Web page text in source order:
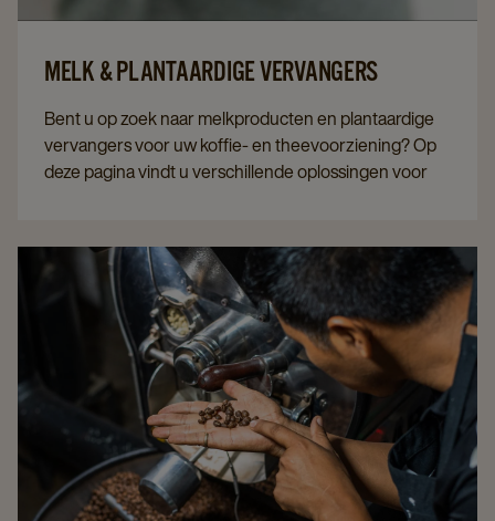
MELK & PLANTAARDIGE VERVANGERS
Bent u op zoek naar melkproducten en plantaardige
vervangers voor uw koffie- en theevoorziening? Op
deze pagina vindt u verschillende oplossingen voor
koffiemachines en plantaardige opties zoals
haverdrink, havertopping en haversticks.
Zo kiest u eenvoudig wat past bij uw koffiecorner,
toestellen, gebruikers en verbruik.